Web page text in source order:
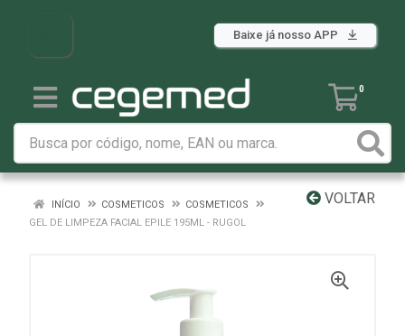
Baixe já nosso APP
0
VOLTAR
INÍCIO COSMETICOS
COSMETICOS
GEL DE LIMPEZA FACIAL EPILE 195ML - RUGOL